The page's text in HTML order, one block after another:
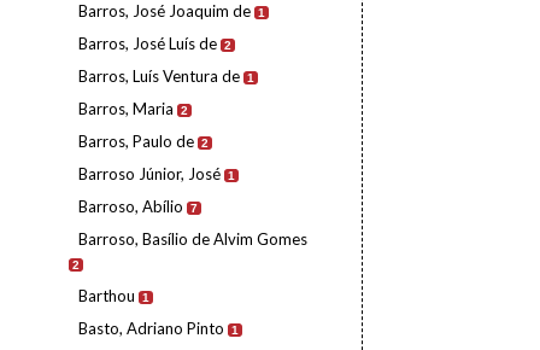
Barros, José Joaquim de 1
Barros, José Luís de 2
Barros, Luís Ventura de 1
Barros, Maria 2
Barros, Paulo de 2
Barroso Júnior, José 1
Barroso, Abílio 7
Barroso, Basílio de Alvim Gomes
2
Barthou 1
Basto, Adriano Pinto 1